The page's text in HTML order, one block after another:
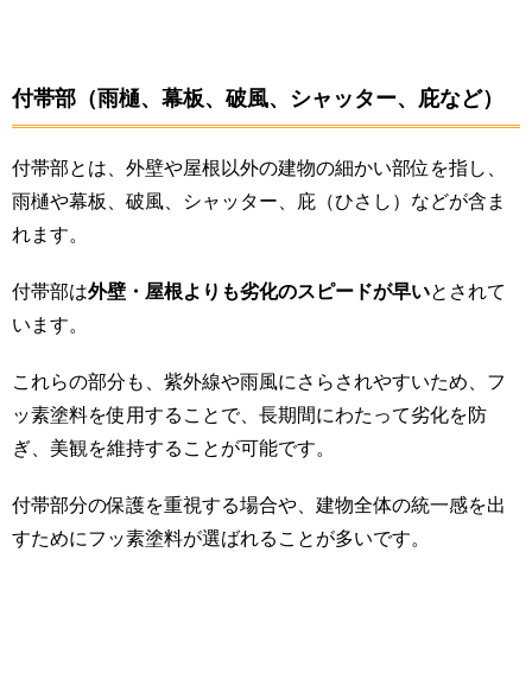
付帯部（雨樋、幕板、破風、シャッター、庇など）
付帯部とは、外壁や屋根以外の建物の細かい部位を指し、
雨樋や幕板、破風、シャッター、庇（ひさし）などが含ま
れます。
付帯部は外壁・屋根よりも劣化のスピードが早いとされて
います。
これらの部分も、紫外線や雨風にさらされやすいため、フ
ッ素塗料を使用することで、長期間にわたって劣化を防
ぎ、美観を維持することが可能です。
付帯部分の保護を重視する場合や、建物全体の統一感を出
すためにフッ素塗料が選ばれることが多いです​。